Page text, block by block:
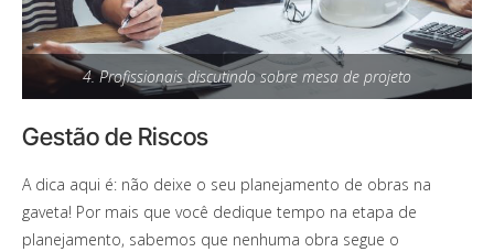
4. Profissionais discutindo sobre mesa de projeto
Gestão de Riscos
A dica aqui é: não deixe o seu planejamento de obras na
gaveta! Por mais que você dedique tempo na etapa de
planejamento, sabemos que nenhuma obra segue o